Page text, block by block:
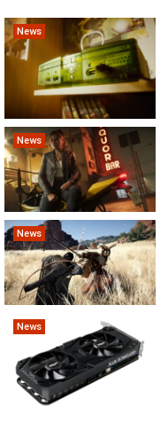
News
News
News
News